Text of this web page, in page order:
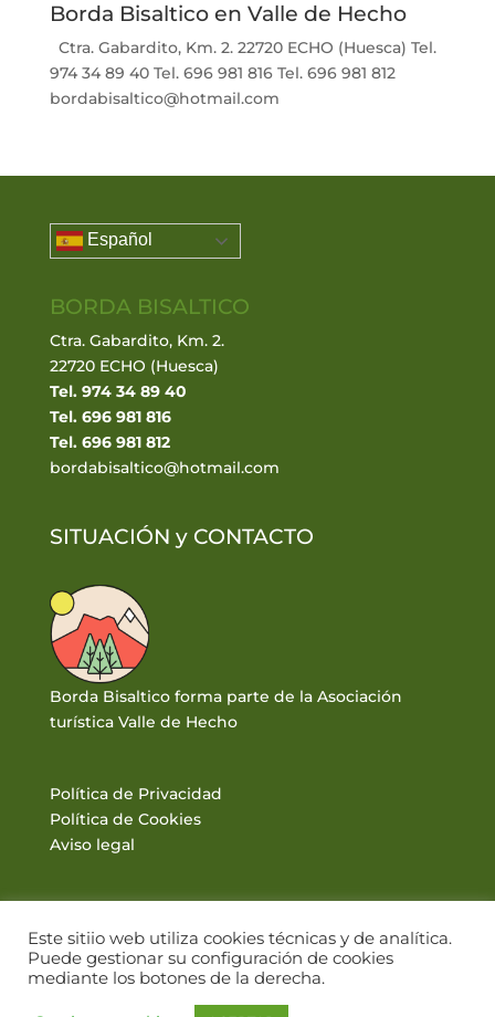
Borda Bisaltico en Valle de Hecho
Ctra. Gabardito, Km. 2. 22720 ECHO (Huesca) Tel.
974 34 89 40 Tel. 696 981 816 Tel. 696 981 812
bordabisaltico@hotmail.com
Español
BORDA BISALTICO
Ctra. Gabardito, Km. 2.
22720 ECHO (Huesca)
Tel. 974 34 89 40
Tel. 696 981 816
Tel. 696 981 812
bordabisaltico@hotmail.com
SITUACIÓN y CONTACTO
Borda Bisaltico forma parte de la Asociación
turística Valle de Hecho
Política de Privacidad
Política de Cookies
Aviso legal
Este sitiio web utiliza cookies técnicas y de analítica.
Puede gestionar su configuración de cookies
mediante los botones de la derecha.